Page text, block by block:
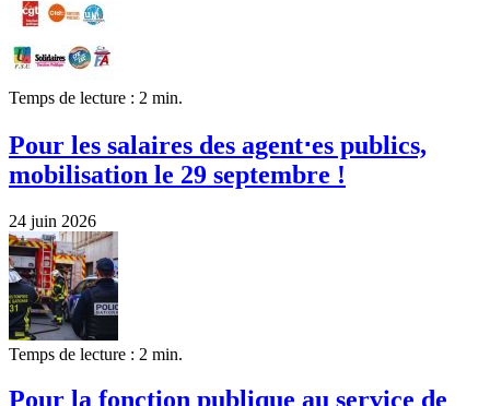
Temps de lecture : 2 min.
Pour les salaires des agent⋅es publics,
mobilisation le 29 septembre !
24 juin 2026
Temps de lecture : 2 min.
Pour la fonction publique au service de